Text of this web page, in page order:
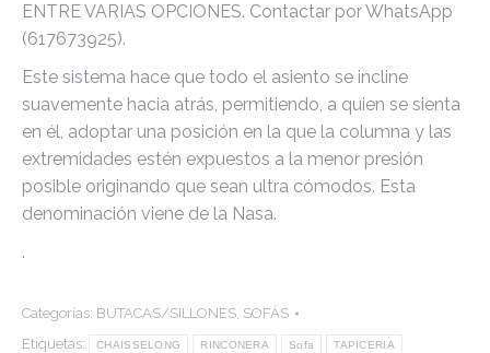
ENTRE VARIAS OPCIONES. Contactar por WhatsApp
(617673925).
Este sistema hace que todo el asiento se incline
suavemente hacia atrás, permitiendo, a quien se sienta
en él, adoptar una posición en la que la columna y las
extremidades estén expuestos a la menor presión
posible originando que sean ultra cómodos. Esta
denominación viene de la Nasa.
.
Categorías: BUTACAS/SILLONES, SOFÁS
Etiquetas:
CHAISSELONG RINCONERA Sofa TAPICERIA